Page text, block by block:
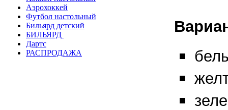
Аэрохоккей
Футбол настольный
Бильярд детский
БИЛЬЯРД
Дартс
РАСПРОДАЖА